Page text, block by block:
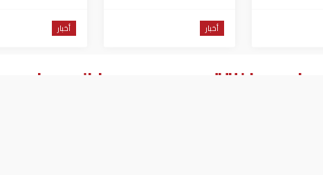
أخبار
المشروعات الجاري
أخبار
جديدا للتقدم صوب وسط الموصل